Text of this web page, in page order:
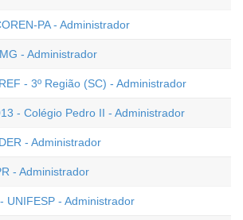
PA - Administrador
- Administrador
- 3º Região (SC) - Administrador
- Colégio Pedro II - Administrador
- Administrador
- Administrador
UNIFESP - Administrador